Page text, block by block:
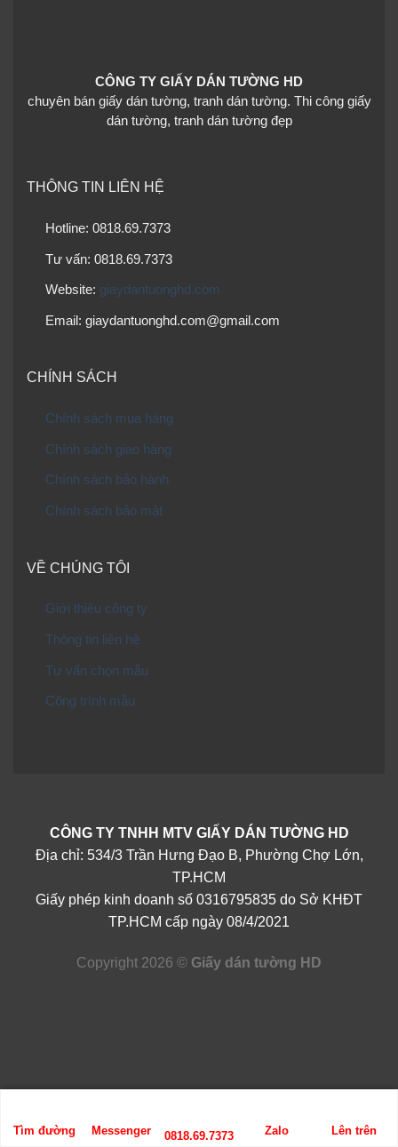
CÔNG TY GIẤY DÁN TƯỜNG HD
chuyên bán giấy dán tường, tranh dán tường. Thi công giấy
dán tường, tranh dán tường đẹp
THÔNG TIN LIÊN HỆ
Hotline: 0818.69.7373
Tư vấn: 0818.69.7373
Website: giaydantuonghd.com
Email: giaydantuonghd.com@gmail.com
CHÍNH SÁCH
Chính sách mua hàng
Chính sách giao hàng
Chính sách bảo hành
Chính sách bảo mật
VỀ CHÚNG TÔI
Giới thiệu công ty
Thông tin liên hệ
Tư vấn chọn mẫu
Công trình mẫu
CÔNG TY TNHH MTV GIẤY DÁN TƯỜNG HD
Địa chỉ: 534/3 Trần Hưng Đạo B, Phường Chợ Lớn,
TP.HCM
Giấy phép kinh doanh số 0316795835 do Sở KHĐT
TP.HCM cấp ngày 08/4/2021
Copyright 2026 © Giấy dán tường HD
Tìm đường Messenger 0818.69.7373 Zalo Lên trên